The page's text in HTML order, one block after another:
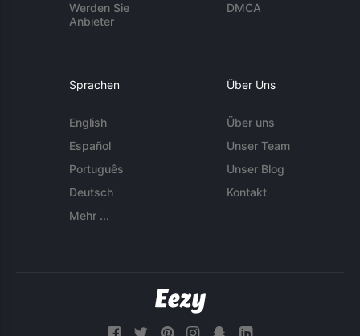
Werden Sie
Anbieter
DMCA
Sprachen
English
Español
Português
Deutsch
Mehr ...
Über Uns
Über uns
Unser Team
Unser Blog
Kontakt